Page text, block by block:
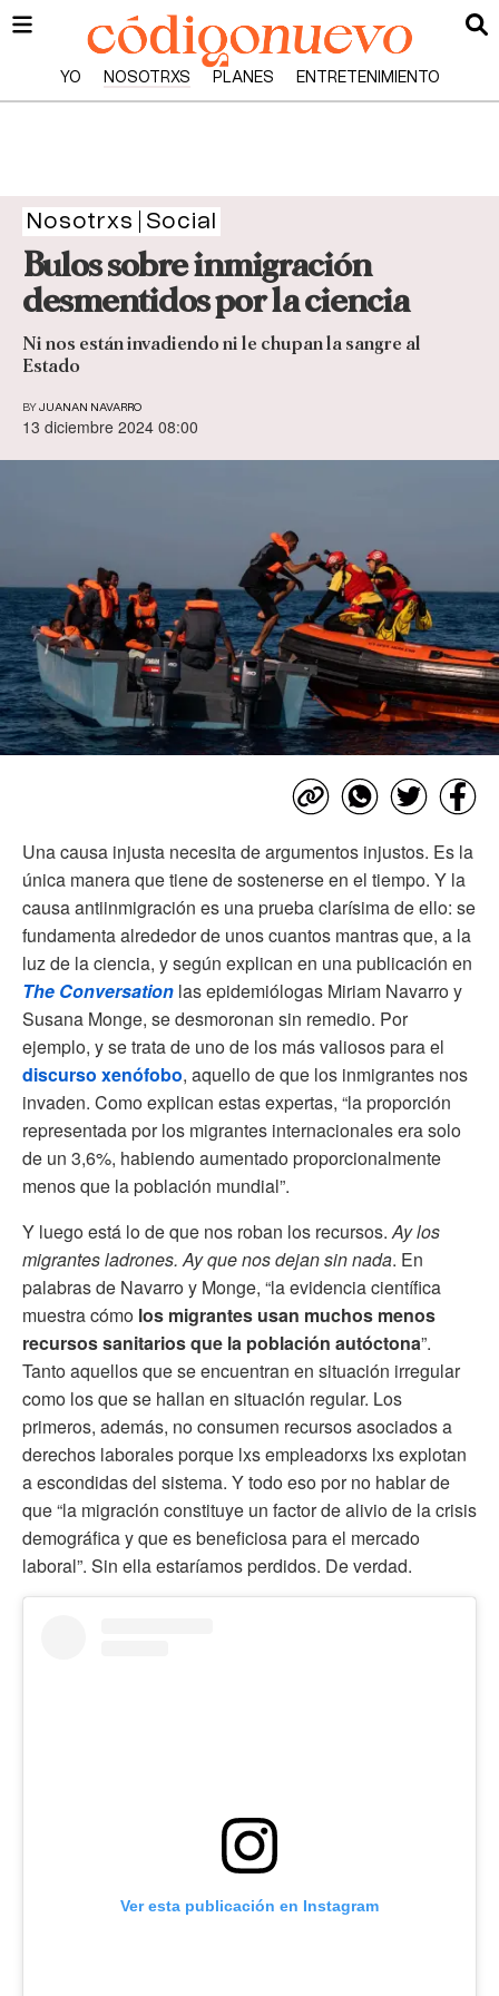
YO NOSOTRXS PLANES ENTRETENIMIENTO
Nosotrxs Social
Bulos sobre inmigración
desmentidos por la ciencia
Ni nos están invadiendo ni le chupan la sangre al
Estado
BY JUANAN NAVARRO
13 diciembre 2024 08:00
Una causa injusta necesita de argumentos injustos. Es la
única manera que tiene de sostenerse en el tiempo. Y la
causa antiinmigración es una prueba clarísima de ello: se
fundamenta alrededor de unos cuantos mantras que, a la
luz de la ciencia, y según explican en una publicación en
The Conversation las epidemiólogas Miriam Navarro y
Susana Monge, se desmoronan sin remedio. Por
ejemplo, y se trata de uno de los más valiosos para el
discurso xenófobo, aquello de que los inmigrantes nos
invaden. Como explican estas expertas, “la proporción
representada por los migrantes internacionales era solo
de un 3,6%, habiendo aumentado proporcionalmente
menos que la población mundial”.
Y luego está lo de que nos roban los recursos.Ay los
migrantes ladrones. Ay que nos dejan sin nada. En
palabras de Navarro y Monge, “la evidencia científica
muestra cómo los migrantes usan muchos menos
recursos sanitarios que la población autóctona”.
Tanto aquellos que se encuentran en situación irregular
como los que se hallan en situación regular. Los
primeros, además, no consumen recursos asociados a
derechos laborales porque lxs empleadorxs lxs explotan
a escondidas del sistema. Y todo eso por no hablar de
que “la migración constituye un factor de alivio de la crisis
demográfica y que es beneficiosa para el mercado
laboral”. Sin ella estaríamos perdidos. De verdad.
Ver esta publicación en Instagram